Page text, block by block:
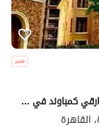
شقة 145 م متشطبة بالكامل بحري و بدابل فيو فى ارقي كمباوند في قلب التجمع الخامس علي شارع التسعين و بجوار الجامعة الامريكية